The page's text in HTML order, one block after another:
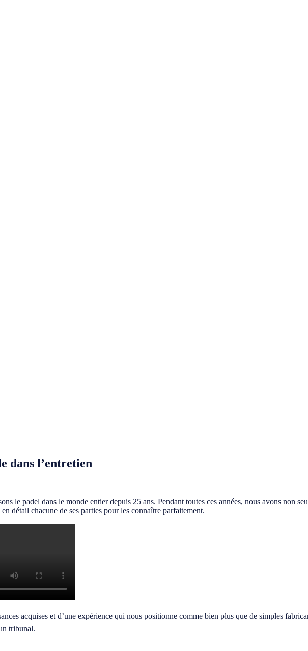
dans l’entretien
le padel dans le monde entier depuis 25 ans. Pendant toutes ces années, nous avons non
détail chacune de ses parties pour les connaître parfaitement.
acquises et d’une expérience qui nous positionne comme bien plus que de simples
tribunal.